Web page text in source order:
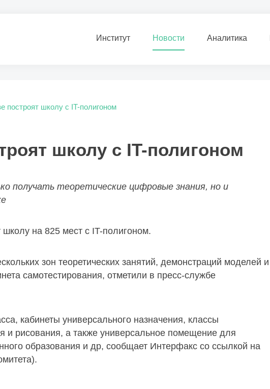
Институт Новости Аналитика
построят школу с IT-полигоном
школу с IT-полигоном
получать теоретические цифровые знания, но и
на 825 мест с IT-полигоном.
зон теоретических занятий, демонстраций моделей и
самотестирования, отметили в пресс-службе
кабинеты универсального назначения, классы
и рисования, а также универсальное помещение для
образования и др, сообщает Интерфакс со ссылкой на